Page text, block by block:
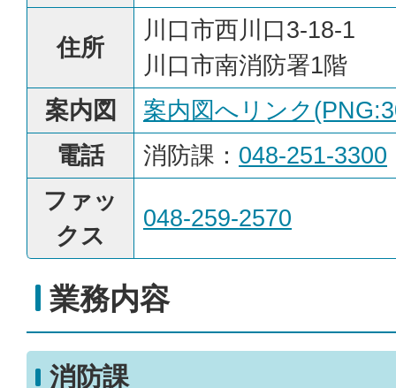
住所
川口市西川口3-18-1
川口市南消防署1階
案内図
案内図へリンク
電話
消防課： 048-251-3300
ファッ
クス
048-259-2570
業務内容
消防課